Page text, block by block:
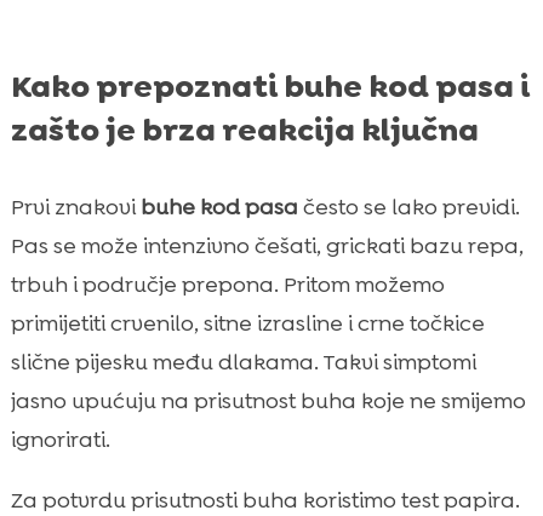
Kako prepoznati buhe kod pasa i
zašto je brza reakcija ključna
Prvi znakovibuhe kod pasa često se lako previdi.
Pas se može intenzivno češati, grickati bazu repa,
trbuh i područje prepona. Pritom možemo
primijetiti crvenilo, sitne izrasline i crne točkice
slične pijesku među dlakama. Takvi simptomi
jasno upućuju na prisutnost buha koje ne smijemo
ignorirati.
Za potvrdu prisutnosti buha koristimo test papira.